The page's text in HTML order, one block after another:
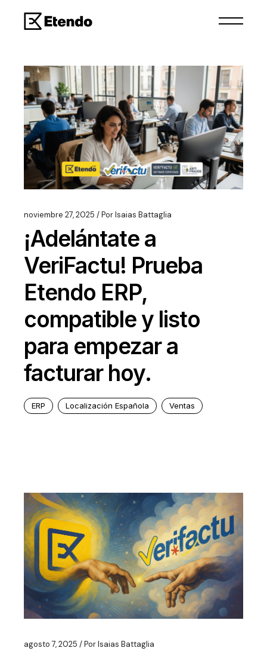
noviembre 27, 2025 PorIsaias Battaglia
¡Adelántate a
VeriFactu! Prueba
Etendo ERP,
compatible y listo
para empezar a
facturar hoy.
ERP Localización Española Ventas
agosto 7, 2025 PorIsaias Battaglia